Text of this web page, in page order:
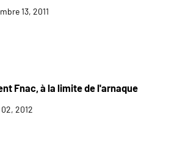
13, 2011
Fnac, à la limite de l'arnaque
2012